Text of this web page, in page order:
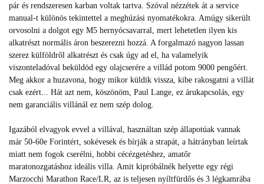
pár és rendszeresen karban voltak tartva. Szóval nézzétek át a service
manual-t különös tekintettel a meghúzási nyomatékokra. Amúgy sikerült
orvosolni a dolgot egy M5 hernyócsavarral, mert lehetetlen ilyen kis
alkatrészt normális áron beszerezni hozzá. A forgalmazó nagyon lassan
szerez külföldről alkatrészt és csak úgy ad el, ha valamelyik
viszonteladóval beküldöd egy olajcserére a villád potom 9000 pengőért.
Meg akkor a huzavona, hogy mikor küldik vissza, kibe rakosgatni a villát
csak ezért... Hát azt nem, köszönöm, Paul Lange, ez árukapcsolás, egy
nem garanciális villánál ez nem szép dolog.
Igazából elvagyok evvel a villával, használtan szép állapotúak vannak
már 50-60e Forintért, sokévesek és bírják a strapát, a hátrányban leírtak
miatt nem fogok cserélni, hobbi cécézgetéshez, amatőr
maratonozgatáshoz ideális villa. Amit kipróbálnék helyette egy régi
Marzocchi Marathon Race/LR, az is teljesen nyíltfürdős és 3 légkamrába